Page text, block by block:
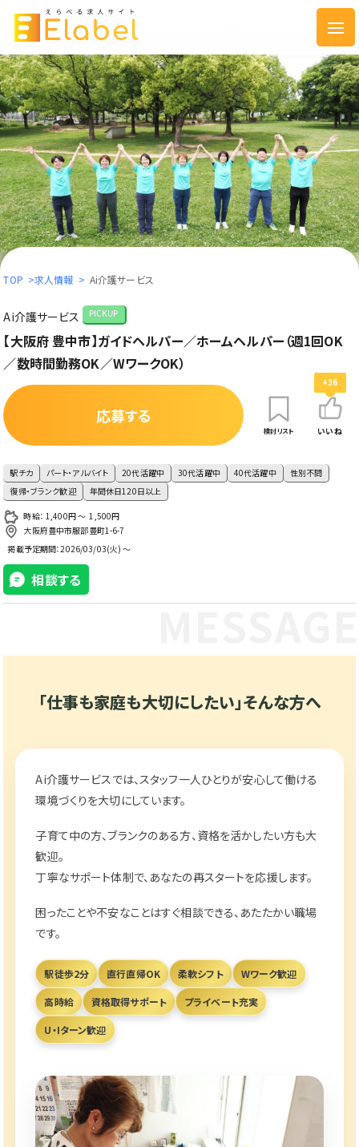
TOP >求人情報 > Ai介護サービス
Ai介護サービス PICKUP
【大阪府 豊中市】ガイドヘルパー／ホームヘルパー（週1回OK
／数時間勤務OK／WワークOK）
応募する
検討リスト
+36
いいね
駅チカ パート・アルバイト 20代活躍中 30代活躍中 40代活躍中
性別不問
復帰・ブランク歓迎
年間休日120日以上
時給： 1,400円 〜 1,500円
大阪府豊中市服部豊町1-6-7
掲載予定期間：2026/03/03(火) ～
相談する
「仕事も家庭も大切にしたい」そんな方へ
Ai介護サービスでは、スタッフ一人ひとりが安心して働ける
環境づくりを大切にしています。
子育て中の方、ブランクのある方、資格を活かしたい方も大
歓迎。
丁寧なサポート体制で、あなたの再スタートを応援します。
困ったことや不安なことはすぐ相談できる、あたたかい職場
です。
駅徒歩2分 直行直帰OK 柔軟シフト Wワーク歓迎
高時給 資格取得サポート プライベート充実
U・Iターン歓迎